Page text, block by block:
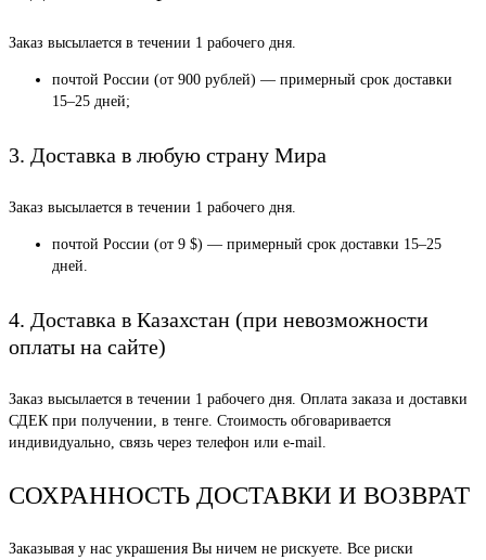
Заказ высылается в течении 1 рабочего дня.
почтой России (от 900 рублей) — примерный срок доставки
15–25 дней;
3. Доставка в любую страну Мира
Заказ высылается в течении 1 рабочего дня.
почтой России (от 9 $) — примерный срок доставки 15–25
дней.
4. Доставка в Казахстан (при невозможности
оплаты на сайте)
Заказ высылается в течении 1 рабочего дня. Оплата заказа и доставки
СДЕК при получении, в тенге. Стоимость обговаривается
индивидуально, связь через телефон или e-mail.
СОХРАННОСТЬ ДОСТАВКИ И ВОЗВРАТ
Заказывая у нас украшения Вы ничем не рискуете. Все риски